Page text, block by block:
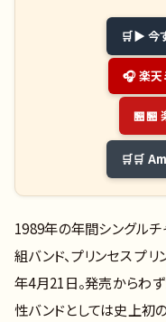
▶ 今
🎧 楽天
🏪
🛒
1989年の年間シングルチ
組バンド、プリンセス プ
年4月21日。発売からわ
性バンドとしては史上初